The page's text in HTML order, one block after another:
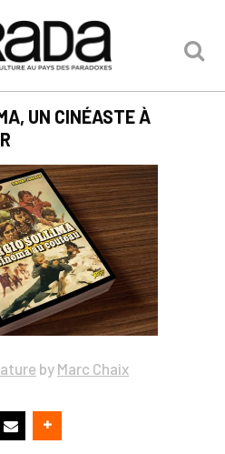
UN CINÉASTE À
by Marc Chaix